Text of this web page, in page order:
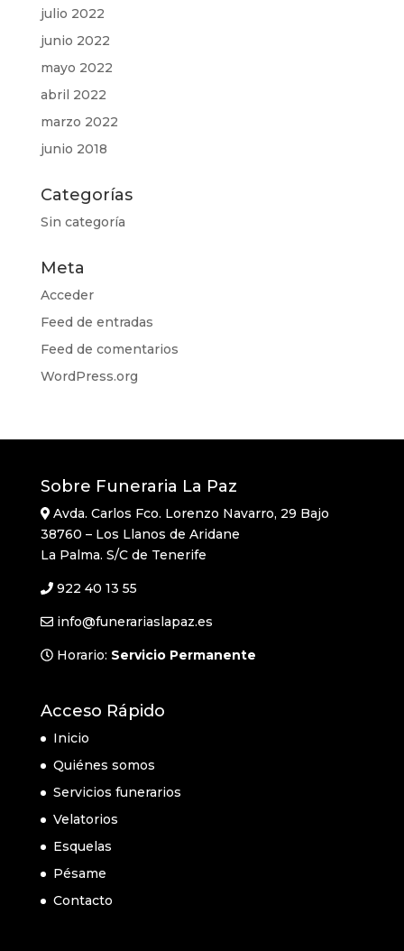
julio 2022
junio 2022
mayo 2022
abril 2022
marzo 2022
junio 2018
Categorías
Sin categoría
Meta
Acceder
Feed de entradas
Feed de comentarios
WordPress.org
Sobre Funeraria La Paz
Avda. Carlos Fco. Lorenzo Navarro, 29 Bajo
38760 – Los Llanos de Aridane
La Palma. S/C de Tenerife
922 40 13 55
info@funerariaslapaz.es
Horario: Servicio Permanente
Acceso Rápido
Inicio
Quiénes somos
Servicios funerarios
Velatorios
Esquelas
Pésame
Contacto